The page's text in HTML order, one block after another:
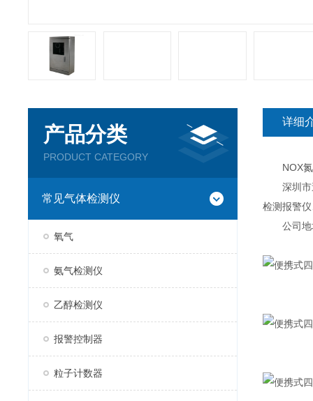
产品分类
PRODUCT CATEGORY
常见气体检测仪
氧气
氨气检测仪
乙醇检测仪
报警控制器
粒子计数器
详细
NOX氮
深圳市逸
检测报警
公司地址